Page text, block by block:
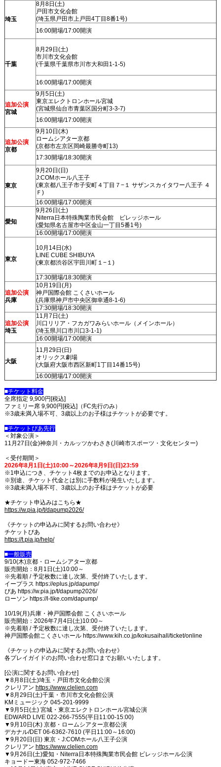
埼玉
8月8日(土)
戸田市文化会館
(埼玉県戸田市上戸田4丁目8番1号)
16:00開場/17:00開演
千葉
8月29日(土)
市川市文化会館
(千葉県千葉県市川市大和田1-1-5)
16:00開場/17:00開演
追加公演
宮城
9月5日(土)
東京エレクトロンホール宮城
(宮城県仙台市青葉区国分町3-3-7)
16:00開場/17:00開演
追加公演
京都
9月10日(木)
ロームシアター京都
(京都市左京区岡崎最勝寺町13)
17:30開場/18:30開演
東京
9月20日(日)
J:COMホール八王子
(東京都八王子市子安町４丁目７−１ サザンスカイタワー八王子 ４
Ｆ)
16:00開場/17:00開演
愛知
9月26日(土)
Niterra日本特殊陶業市民会館 ビレッジホール
(愛知県名古屋市中区金山一丁目5番1号)
16:00開場/17:00開演
東京
10月14日(水)
LINE CUBE SHIBUYA
(東京都渋谷区宇田川町１−１)
17:30開場/18:30開演
追加公演
兵庫
10月19日(月)
神戸国際会館 こくさいホール
(兵庫県神戸市中央区御幸通8-1-6)
17:30開場/18:30開演
追加公演
埼玉
11月7日(土)
川口リリア・フカガワみらいホール（メインホール）
(埼玉県川口市川口3-1-1)
16:00開場/17:00開演
大阪
11月29日(日)
オリックス劇場
(大阪府大阪市西区新町1丁目14番15号)
16:00開場/17:00開演
■チケット料金
全席指定 9,900円[税込]
ファミリー席 9,900円[税込]（FC先行のみ）
※3歳未満入場不可、3歳以上のお子様はチケットが必要です。
■チケットぴあ先行
＜対象公演＞
11月27日(金)神奈川・カルッツかわさき(川崎市スポーツ・文化センター)
＜受付期間＞
2026年8月1日(土)10:00～2026年8月9日(日)23:59
※1申込につき、チケット4枚までのお申込となります。
※別途、チケット代金とは別に手数料が発生いたします。
※3歳未満入場不可、3歳以上のお子様はチケットが必要
★チケット申込みはこちら★
https://w.pia.jp/t/dapump2026/
《チケットの申込みに関するお問い合わせ》
チケットぴあ
https://t.pia.jp/help/
■一般販売
9/10(木)京都・ロームシアター京都
販売開始：8月1日(土)10:00～
※先着順 / 予定枚数に達し次第、受付終了いたします。
イープラス https://eplus.jp/dapump/
ぴあ https://w.pia.jp/t/dapump2026/
ローソン https://l-tike.com/dapump/
10/19(月)兵庫・神戸国際会館 こくさいホール
販売開始：2026年7月4日(土)10:00～
※先着順 / 予定枚数に達し次第、受付終了いたします。
神戸国際会館こくさいホール https://www.kih.co.jp/kokusaihall/ticket/online
《チケットの申込みに関するお問い合わせ》
各プレイガイドのお問い合わせ窓口までお願いいたします。
[公演に関するお問い合わせ]
▼8月8日(土)埼玉・戸田市文化会館公演
クレリアン https://www.clelien.com
▼8月29日(土)千葉・市川市文化会館公演
KMミュージック 045-201-9999
▼9月5日(土) 宮城・東京エレクトロンホール宮城公演
EDWARD LIVE 022-266-7555(平日11:00-15:00)
▼9月10日(木) 京都・ロームシアター京都公演
デカナル/DET 06-6362-7610 (平日11:00～16:00)
▼9月20日(日) 東京・J:COMホール八王子公演
クレリアン https://www.clelien.com
▼9月26日(土)愛知・Niterra日本特殊陶業市民会館 ビレッジホール公演
キョードー東海 052-972-7466